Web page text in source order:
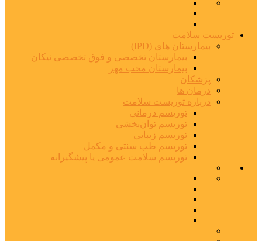
توریست سلامت
بیمارستان های (IPD)
بیمارستان تخصصی و فوق تخصصی نیکان
بیمارستان محب مهر
پزشکان
درمان ها
درباره توریست سلامت
توریسم درمانی
توریسم توان‌بخشی
توریسم زیبایی
توریسم طب سنتی و مکمل
توریسم سلامت عمومی یا پیشگیرانه